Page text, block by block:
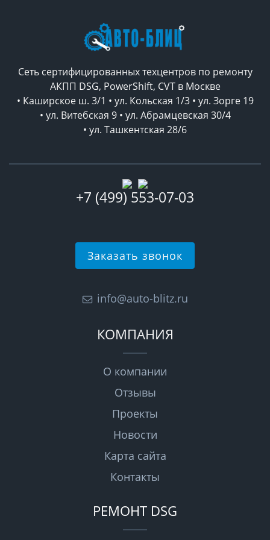
Сеть сертифицированных техцентров по ремонту
АКПП DSG, PowerShift, CVT в Москве
• Каширское ш. 3/1 • ул. Кольская 1/3 • ул. Зорге 19
• ул. Витебская 9 • ул. Абрамцевская 30/4
• ул. Ташкентская 28/6
+7 (499) 553-07-03
Заказать звонок
info@auto-blitz.ru
КОМПАНИЯ
О компании
Отзывы
Проекты
Новости
Карта сайта
Контакты
РЕМОНТ DSG